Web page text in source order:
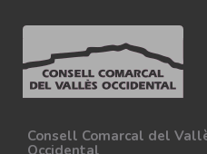
Consell Comarcal del